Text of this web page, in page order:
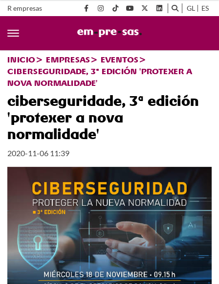
R empresas GL ES
INICIO EMPRESAS
EVENTOS
CIBERSEGURIDADE, 3ª EDICIÓN 'PROTEXER A
NOVA NORMALIDADE'
ciberseguridade, 3ª edición
'protexer a nova
normalidade'
2020-11-06 11:39